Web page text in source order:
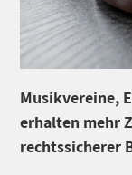
Musikvereine,
erhalten mehr
rechtssicherer